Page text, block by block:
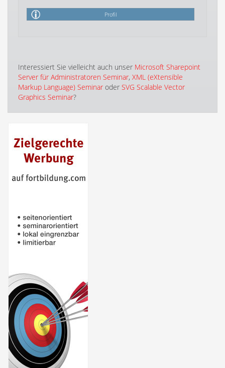
Profil
Interessiert Sie vielleicht auch unser Microsoft Sharepoint
Server für Administratoren Seminar, XML (eXtensible
Markup Language) Seminar oder SVG Scalable Vector
Graphics Seminar?